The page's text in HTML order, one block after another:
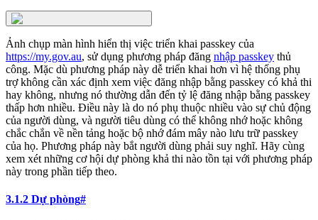
Ảnh chụp màn hình hiển thị việc triển khai passkey của
https://my.gov.au, sử dụng phương pháp đăng nhập passkey thủ
công. Mặc dù phương pháp này dễ triển khai hơn vì hệ thống phụ
trợ không cần xác định xem việc đăng nhập bằng passkey có khả thi
hay không, nhưng nó thường dẫn đến tỷ lệ đăng nhập bằng passkey
thấp hơn nhiều. Điều này là do nó phụ thuộc nhiều vào sự chủ động
của người dùng, và người tiêu dùng có thể không nhớ hoặc không
chắc chắn về nền tảng hoặc bộ nhớ đám mây nào lưu trữ passkey
của họ. Phương pháp này bắt người dùng phải suy nghĩ. Hãy cùng
xem xét những cơ hội dự phòng khả thi nào tồn tại với phương pháp
này trong phần tiếp theo.
3.1.2 Dự phòng#